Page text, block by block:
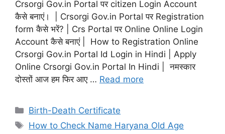
Crsorgi Gov.in Portal पर citizen Login Account
कैसे बनाएं। | Crsorgi Gov.in Portal पर Registration
form कैसे भरें? | Crs Portal पर Online Online Login
Account कैसे बनाएं | How to Registration Online
Crsorgi Gov.in Portal Id Login in Hindi | Apply
Online Crsorgi Gov.in Portal In Hindi | नमस्कार
दोस्तों आज हम फिर आए … Read more
Categories
Birth-Death Certificate
Tags
How to Check Name Haryana Old Age